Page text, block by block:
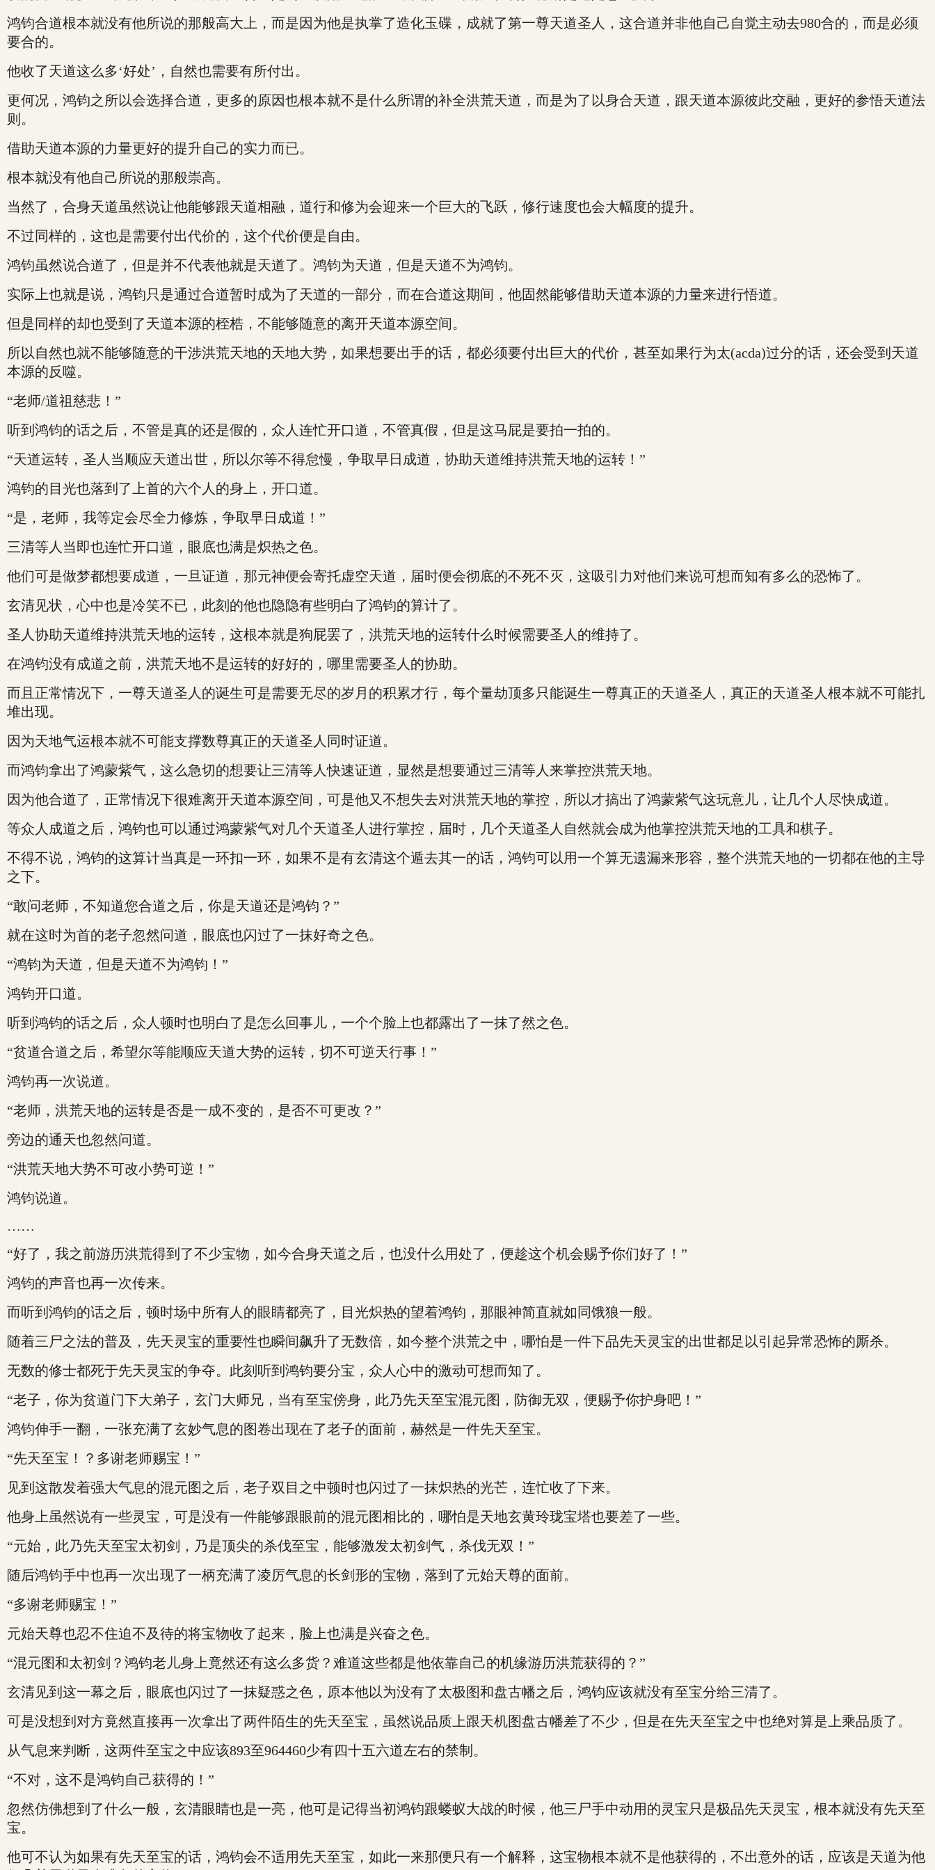
鸿钧合道根本就没有他所说的那般高大上，而是因为他是执掌了造化玉碟，成就了第一尊天道圣人，这合道并非他自己自觉主动去980合的，而是必须
要合的。
他收了天道这么多‘好处’，自然也需要有所付出。
更何况，鸿钧之所以会选择合道，更多的原因也根本就不是什么所谓的补全洪荒天道，而是为了以身合天道，跟天道本源彼此交融，更好的参悟天道法
则。
借助天道本源的力量更好的提升自己的实力而已。
根本就没有他自己所说的那般崇高。
当然了，合身天道虽然说让他能够跟天道相融，道行和修为会迎来一个巨大的飞跃，修行速度也会大幅度的提升。
不过同样的，这也是需要付出代价的，这个代价便是自由。
鸿钧虽然说合道了，但是并不代表他就是天道了。鸿钧为天道，但是天道不为鸿钧。
实际上也就是说，鸿钧只是通过合道暂时成为了天道的一部分，而在合道这期间，他固然能够借助天道本源的力量来进行悟道。
但是同样的却也受到了天道本源的桎梏，不能够随意的离开天道本源空间。
所以自然也就不能够随意的干涉洪荒天地的天地大势，如果想要出手的话，都必须要付出巨大的代价，甚至如果行为太(acda)过分的话，还会受到天道
本源的反噬。
“老师/道祖慈悲！”
听到鸿钧的话之后，不管是真的还是假的，众人连忙开口道，不管真假，但是这马屁是要拍一拍的。
“天道运转，圣人当顺应天道出世，所以尔等不得怠慢，争取早日成道，协助天道维持洪荒天地的运转！”
鸿钧的目光也落到了上首的六个人的身上，开口道。
“是，老师，我等定会尽全力修炼，争取早日成道！”
三清等人当即也连忙开口道，眼底也满是炽热之色。
他们可是做梦都想要成道，一旦证道，那元神便会寄托虚空天道，届时便会彻底的不死不灭，这吸引力对他们来说可想而知有多么的恐怖了。
玄清见状，心中也是冷笑不已，此刻的他也隐隐有些明白了鸿钧的算计了。
圣人协助天道维持洪荒天地的运转，这根本就是狗屁罢了，洪荒天地的运转什么时候需要圣人的维持了。
在鸿钧没有成道之前，洪荒天地不是运转的好好的，哪里需要圣人的协助。
而且正常情况下，一尊天道圣人的诞生可是需要无尽的岁月的积累才行，每个量劫顶多只能诞生一尊真正的天道圣人，真正的天道圣人根本就不可能扎
堆出现。
因为天地气运根本就不可能支撑数尊真正的天道圣人同时证道。
而鸿钧拿出了鸿蒙紫气，这么急切的想要让三清等人快速证道，显然是想要通过三清等人来掌控洪荒天地。
因为他合道了，正常情况下很难离开天道本源空间，可是他又不想失去对洪荒天地的掌控，所以才搞出了鸿蒙紫气这玩意儿，让几个人尽快成道。
等众人成道之后，鸿钧也可以通过鸿蒙紫气对几个天道圣人进行掌控，届时，几个天道圣人自然就会成为他掌控洪荒天地的工具和棋子。
不得不说，鸿钧的这算计当真是一环扣一环，如果不是有玄清这个遁去其一的话，鸿钧可以用一个算无遗漏来形容，整个洪荒天地的一切都在他的主导
之下。
“敢问老师，不知道您合道之后，你是天道还是鸿钧？”
就在这时为首的老子忽然问道，眼底也闪过了一抹好奇之色。
“鸿钧为天道，但是天道不为鸿钧！”
鸿钧开口道。
听到鸿钧的话之后，众人顿时也明白了是怎么回事儿，一个个脸上也都露出了一抹了然之色。
“贫道合道之后，希望尔等能顺应天道大势的运转，切不可逆天行事！”
鸿钧再一次说道。
“老师，洪荒天地的运转是否是一成不变的，是否不可更改？”
旁边的通天也忽然问道。
“洪荒天地大势不可改小势可逆！”
鸿钧说道。
……
“好了，我之前游历洪荒得到了不少宝物，如今合身天道之后，也没什么用处了，便趁这个机会赐予你们好了！”
鸿钧的声音也再一次传来。
而听到鸿钧的话之后，顿时场中所有人的眼睛都亮了，目光炽热的望着鸿钧，那眼神简直就如同饿狼一般。
随着三尸之法的普及，先天灵宝的重要性也瞬间飙升了无数倍，如今整个洪荒之中，哪怕是一件下品先天灵宝的出世都足以引起异常恐怖的厮杀。
无数的修士都死于先天灵宝的争夺。此刻听到鸿钧要分宝，众人心中的激动可想而知了。
“老子，你为贫道门下大弟子，玄门大师兄，当有至宝傍身，此乃先天至宝混元图，防御无双，便赐予你护身吧！”
鸿钧伸手一翻，一张充满了玄妙气息的图卷出现在了老子的面前，赫然是一件先天至宝。
“先天至宝！？多谢老师赐宝！”
见到这散发着强大气息的混元图之后，老子双目之中顿时也闪过了一抹炽热的光芒，连忙收了下来。
他身上虽然说有一些灵宝，可是没有一件能够跟眼前的混元图相比的，哪怕是天地玄黄玲珑宝塔也要差了一些。
“元始，此乃先天至宝太初剑，乃是顶尖的杀伐至宝，能够激发太初剑气，杀伐无双！”
随后鸿钧手中也再一次出现了一柄充满了凌厉气息的长剑形的宝物，落到了元始天尊的面前。
“多谢老师赐宝！”
元始天尊也忍不住迫不及待的将宝物收了起来，脸上也满是兴奋之色。
“混元图和太初剑？鸿钧老儿身上竟然还有这么多货？难道这些都是他依靠自己的机缘游历洪荒获得的？”
玄清见到这一幕之后，眼底也闪过了一抹疑惑之色，原本他以为没有了太极图和盘古幡之后，鸿钧应该就没有至宝分给三清了。
可是没想到对方竟然直接再一次拿出了两件陌生的先天至宝，虽然说品质上跟天机图盘古幡差了不少，但是在先天至宝之中也绝对算是上乘品质了。
从气息来判断，这两件至宝之中应该893至964460少有四十五六道左右的禁制。
“不对，这不是鸿钧自己获得的！”
忽然仿佛想到了什么一般，玄清眼睛也是一亮，他可是记得当初鸿钧跟蝼蚁大战的时候，他三尸手中动用的灵宝只是极品先天灵宝，根本就没有先天至
宝。
他可不认为如果有先天至宝的话，鸿钧会不适用先天至宝，如此一来那便只有一个解释，这宝物根本就不是他获得的，不出意外的话，应该是天道为他